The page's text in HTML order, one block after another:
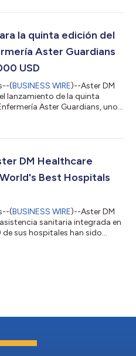
pone de relieve su creciente
y enfermeras de todo el
la quinta edición del
Aster Guardians
USD
(BUSINESS WIRE)--Aster DM
lanzamiento de la quinta
Aster Guardians, uno
enfermeras y enfermeros
ámbito de la atención al
la fo...
DM Healthcare
Best Hospitals
(BUSINESS WIRE)--Aster DM
sanitaria integrada en
de sus hospitales han sido
- Al Qusais (puesto N.º
N.º 34) y Medcare